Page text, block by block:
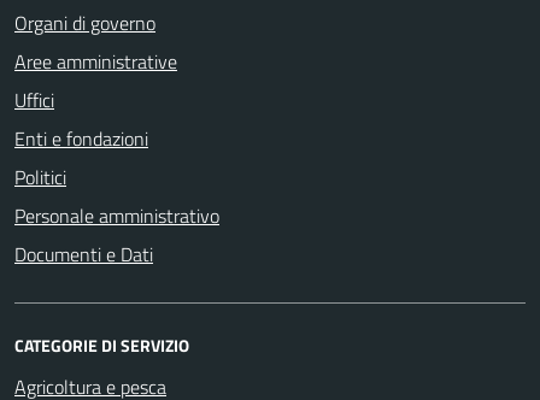
Organi di governo
Aree amministrative
Uffici
Enti e fondazioni
Politici
Personale amministrativo
Documenti e Dati
CATEGORIE DI SERVIZIO
Agricoltura e pesca